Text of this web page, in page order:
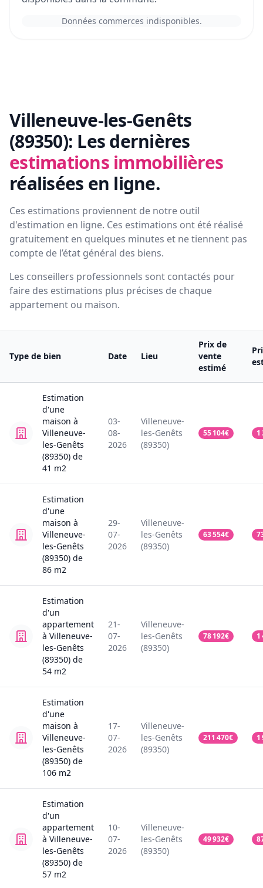
Données commerces indisponibles.
Villeneuve-les-Genêts
(89350): Les dernières
estimations immobilières
réalisées en ligne.
Ces estimations proviennent de notre outil
d'estimation en ligne. Ces estimations ont été réalisé
gratuitement en quelques minutes et ne tiennent pas
compte de l’état général des biens.
Les conseillers professionnels sont contactés pour
faire des estimations plus précises de chaque
appartement ou maison.
Type de bien Date Lieu
Prix de
vente
estimé
Estimation
d'une
maison à
Villeneuve-
les-Genêts
(89350) de
41 m2
03-
08-
2026
Villeneuve-
les-Genêts
(89350)
55 104€ 1
Estimation
d'une
maison à
Villeneuve-
les-Genêts
(89350) de
86 m2
29-
07-
2026
Villeneuve-
les-Genêts
(89350)
63 554€
Estimation
d'un
appartement
à Villeneuve-
les-Genêts
(89350) de
54 m2
21-
07-
2026
Villeneuve-
les-Genêts
(89350)
78 192€ 1
Estimation
d'une
maison à
Villeneuve-
les-Genêts
(89350) de
106 m2
17-
07-
2026
Villeneuve-
les-Genêts
(89350)
211 470€ 1
Estimation
d'un
appartement
à Villeneuve-
les-Genêts
(89350) de
57 m2
10-
07-
2026
Villeneuve-
les-Genêts
(89350)
49 932€